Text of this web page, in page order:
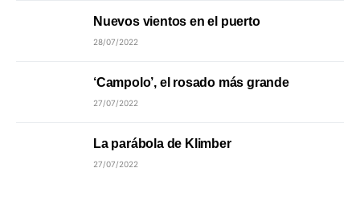
Nuevos vientos en el puerto
28/07/2022
‘Campolo’, el rosado más grande
27/07/2022
La parábola de Klimber
27/07/2022